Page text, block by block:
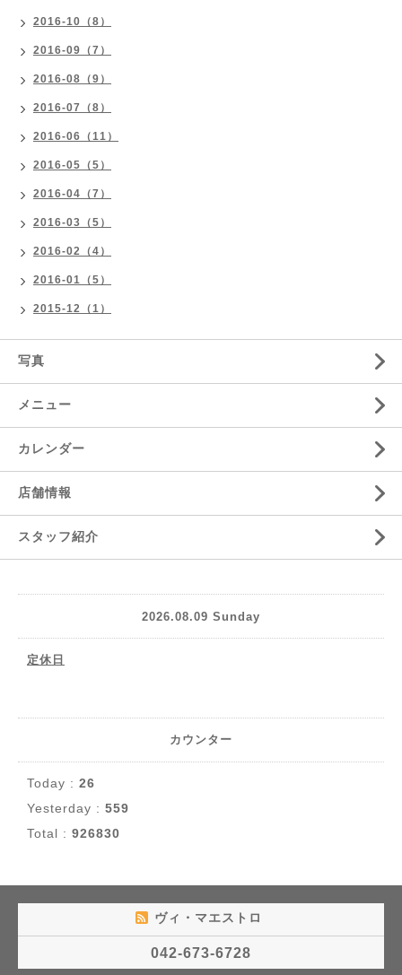
2016-10（8）
2016-09（7）
2016-08（9）
2016-07（8）
2016-06（11）
2016-05（5）
2016-04（7）
2016-03（5）
2016-02（4）
2016-01（5）
2015-12（1）
写真
メニュー
カレンダー
店舗情報
スタッフ紹介
2026.08.09 Sunday
定休日
カウンター
Today : 26
Yesterday : 559
Total : 926830
ヴィ・マエストロ
042-673-6728